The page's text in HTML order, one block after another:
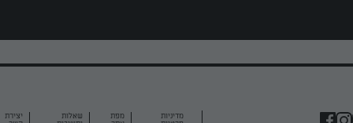
מדיניות מפת שאלות יצירת